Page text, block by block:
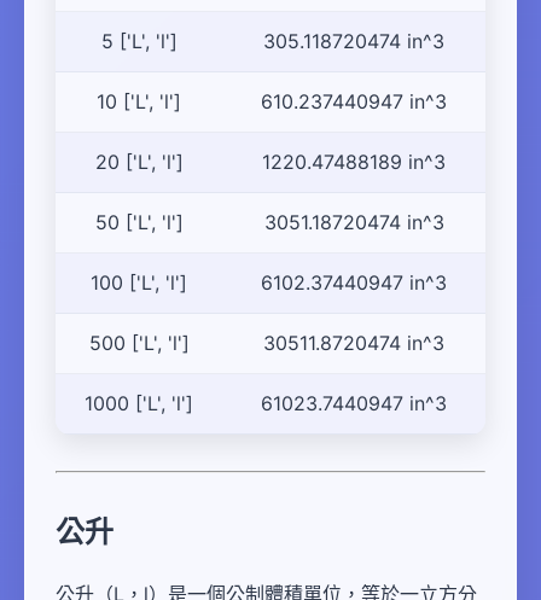
5 ['L', 'l'] 305.118720474 in^3
10 ['L', 'l'] 610.237440947 in^3
20 ['L', 'l'] 1220.47488189 in^3
50 ['L', 'l'] 3051.18720474 in^3
100 ['L', 'l'] 6102.37440947 in^3
500 ['L', 'l'] 30511.8720474 in^3
1000 ['L', 'l'] 61023.7440947 in^3
公升
公升（L，l）是一個公制體積單位，等於一立方分